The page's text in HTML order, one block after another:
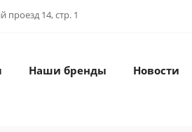
проезд 14, стр. 1
Наши бренды Новости